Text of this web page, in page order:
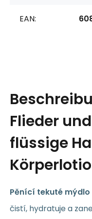
EAN:
Flieder
flüssige
Pěnící tekuté mýdlo
čistí, hydratuje a